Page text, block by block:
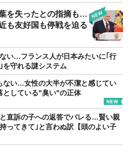
を失ったとの指摘も…
も友好国も停戦を迫る
い…フランス人が日本みたいに｢行
を守れる謎システム
ない…女性の大半が不潔と感じてい
としている"臭い"の正体
直訴の子への返答でバレる…賢い親
ってきて｣と言わぬ訳【頭のよい子